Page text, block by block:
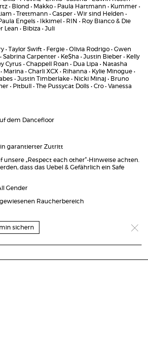
• Blond • Makko • Paula Hartmann • Kummer •
• Trettmann • Casper • Wir sind Helden •
Engels • Ikkimel • RIN • Roy Bianco & Die
• Bibiza • Juli
• Taylor Swift • Fergie • Olivia Rodrigo • Gwen
Sabrina Carpenter • Ke$ha • Justin Bieber • Kelly
Cyrus • Chappell Roan • Dua Lipa • Natasha
• Charli XCX • Rihanna • Kylie Minogue •
• Justin Timberlake • Nicki Minaj • Bruno
• Pitbull • The Pussycat Dolls • Cro • Vanessa
dem Dancefloor
garantierter Zutritt
unsere „Respect each other“-Hinweise achten.
dass das Uebel & Gefährlich ein Safe
Gender
Raucherbereich
sichern